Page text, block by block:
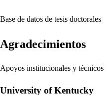
Base de datos de tesis doctorales
Agradecimientos
Apoyos institucionales y técnicos
University of Kentucky